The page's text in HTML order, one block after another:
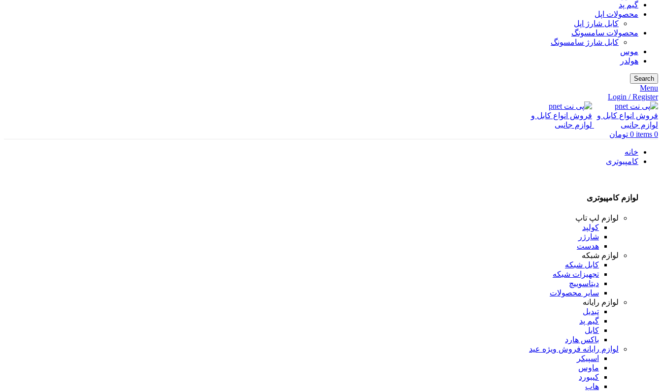
گیم پد
محصولات اپل
کابل شارژ اپل
محصولات سامسونگ
کابل شارژ سامسونگ
موس
هولدر
Search
Menu
Login / Register
0
items
0 تومان
خانه
کامپیوتری
لوازم کامپیوتری
لوازم لپ تاپ
کولپد
شارژر
هدست
لوازم شبکه
کابل شبکه
تجهیزات شبکه
دیتاسوییچ
سایر محصولات
لوازم رایانه
تبدیل
گیم پد
کابل
باکس هارد
لوازم رایانه فروش ویژه عید
اسپیکر
ماوس
کیبورد
هاب